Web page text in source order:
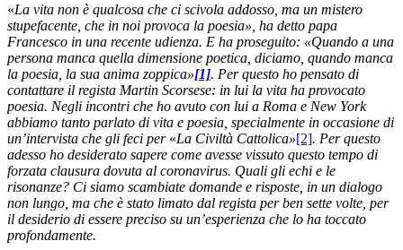
«La vita non è qualcosa che ci scivola addosso, ma un mistero
stupefacente, che in noi provoca la poesia», ha detto papa
Francesco in una recente udienza. E ha proseguito: «Quando a una
persona manca quella dimensione poetica, diciamo, quando manca
la poesia, la sua anima zoppica»[1]. Per questo ho pensato di
contattare il regista Martin Scorsese: in lui la vita ha provocato
poesia. Negli incontri che ho avuto con lui a Roma e New York
abbiamo tanto parlato di vita e poesia, specialmente in occasione di
un’intervista che gli feci per «La Civiltà Cattolica»[2]. Per questo
adesso ho desiderato sapere come avesse vissuto questo tempo di
forzata clausura dovuta al coronavirus. Quali gli echi e le
risonanze? Ci siamo scambiate domande e risposte, in un dialogo
non lungo, ma che è stato limato dal regista per ben sette volte, per
il desiderio di essere preciso su un’esperienza che lo ha toccato
profondamente.